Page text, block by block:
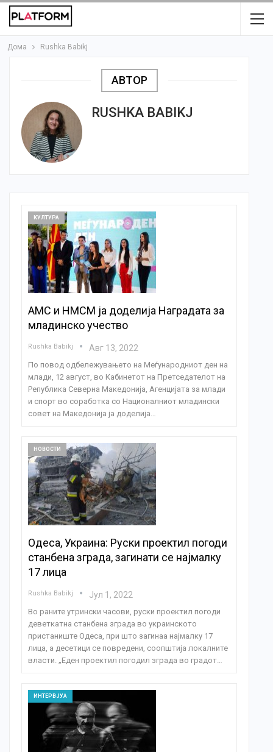
Дома Rushka Babikj
АВТОР
RUSHKA BABIKJ
КУЛТУРА
АМС и НМСМ ја доделија Наградата за
младинско учество
Rushka Babikj Авг 13, 2022
По повод одбележувањето на Меѓународниот ден на
млади, 12 август, во Кабинетот на Претседателот на
Република Северна Македонија, Агенцијата за млади
и спорт во соработка со Националниот младински
совет на Македонија ја доделија…
НОВОСТИ
Одеса, Украина: Руски проектил погоди
станбена зграда, загинати се најмалку
17 лица
Rushka Babikj Јул 1, 2022
Во раните утрински часови, руски проектил погоди
деветкатна станбена зграда во украинското
пристаниште Одеса, при што загинаа најмалку 17
лица, а десетици се повредени, соопштија локалните
власти. „Еден проектил погодил зграда во градот…
ИНТЕРВЈУА